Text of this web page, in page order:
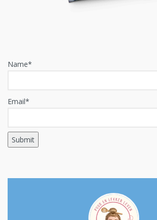
Name*
Email*